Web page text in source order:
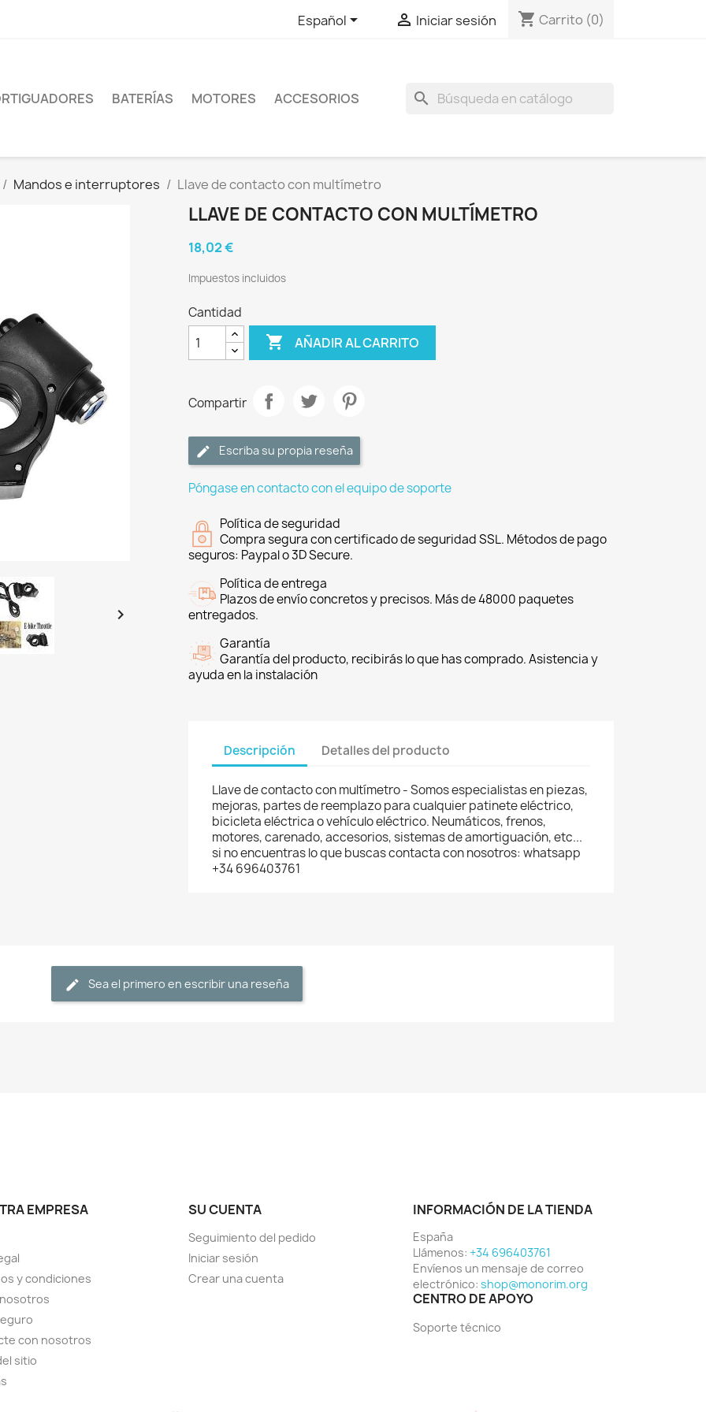
Español  Iniciar sesión shopping_cart Carrito (0)
BATERÍAS MOTORES ACCESORIOS search
Mandos e interruptores Llave de contacto con multímetro

LLAVE DE CONTACTO CON MULTÍMETRO
18,02 €
Impuestos incluidos
Cantidad
 AÑADIR AL CARRITO
Compartir
Escriba su propia reseña
Póngase en contacto con el equipo de soporte
Política de seguridad
Compra segura con certificado de seguridad SSL. Métodos de pago
seguros: Paypal o 3D Secure.
Política de entrega
Plazos de envío concretos y precisos. Más de 48000 paquetes
entregados.
Garantía
Garantía del producto, recibirás lo que has comprado. Asistencia y
ayuda en la instalación
Descripción Detalles del producto
Llave de contacto con multímetro - Somos especialistas en piezas,
mejoras, partes de reemplazo para cualquier patinete eléctrico,
bicicleta eléctrica o vehículo eléctrico. Neumáticos, frenos,
motores, carenado, accesorios, sistemas de amortiguación, etc...
si no encuentras lo que buscas contacta con nosotros: whatsapp
+34 696403761
Sea el primero en escribir una reseña
EMPRESA
y condiciones
con nosotros
sitio
SU CUENTA
Seguimiento del pedido
Iniciar sesión
Crear una cuenta
INFORMACIÓN DE LA TIENDA
España
Llámenos: +34 696403761
Envíenos un mensaje de correo
electrónico: shop@monorim.org
CENTRO DE APOYO
Soporte técnico